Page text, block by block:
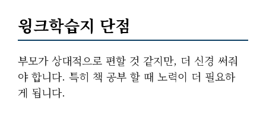
윙크학습지 단점
부모가 상대적으로 편할 것 같지만, 더 신경 써줘
야 합니다. 특히 책 공부 할 때 노력이 더 필요하
게 됩니다.